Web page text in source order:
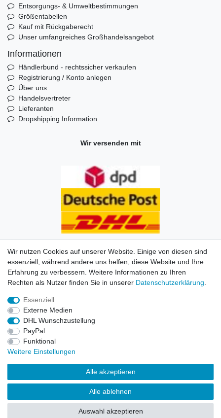
Entsorgungs- & Umweltbestimmungen
Größentabellen
Kauf mit Rückgaberecht
Unser umfangreiches Großhandelsangebot
Informationen
Händlerbund - rechtssicher verkaufen
Registrierung / Konto anlegen
Über uns
Handelsvertreter
Lieferanten
Dropshipping Information
Wir versenden mit
Impressum Daten­schutz­erklärung AGB Kontakt
© Copyright 2026 | Alle Rechte vorbehalten. HL-
Handelsgesellschaft mbH.
Alle Markennamen, Warenzeichen sowie sämtliche
Produktbilder und Beschreibungen sind Eigentum Ihrer
rechtmäßigen Eigentümer und dienen hier nur der
Preise nur für registrierte Händler, ansonsten zeigt der
Wir nutzen Cookies auf unserer Website. Einige von diesen sind
essenziell, während andere uns helfen, diese Website und Ihre
Erfahrung zu verbessern. Weitere Informationen zu Ihren
Rechten als Nutzer finden Sie in unserer Daten­schutz­erklärung
Essenziell
Externe Medien
DHL Wunschzustellung
PayPal
Funktional
Weitere Einstellungen
Alle akzeptieren
Alle ablehnen
Auswahl akzeptieren